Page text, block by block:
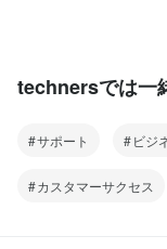
technersでは一
サポート ビジ
カスタマーサクセス